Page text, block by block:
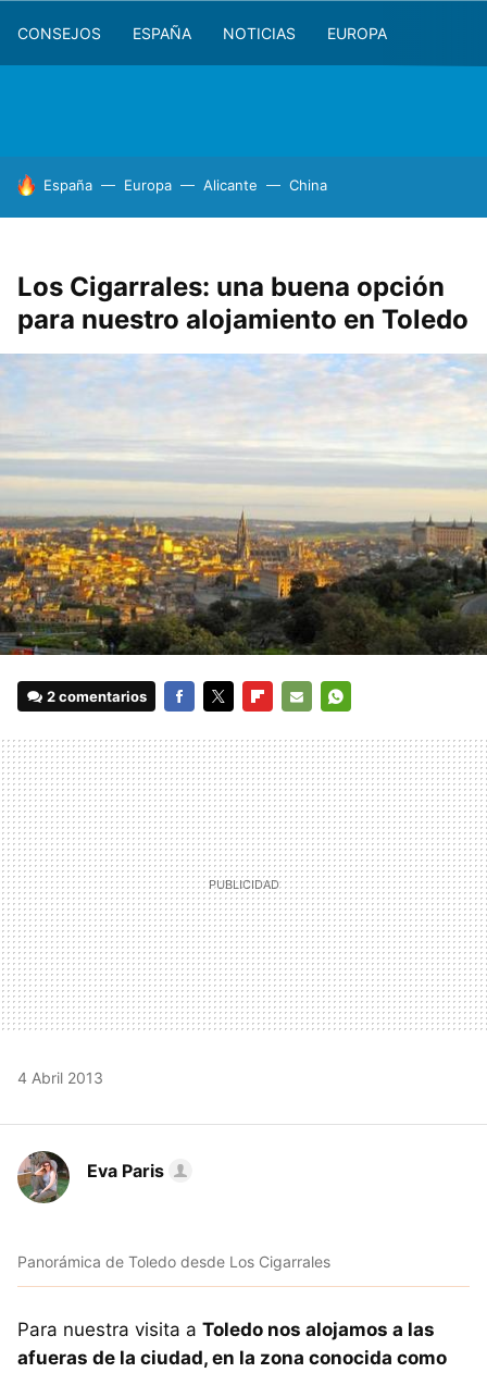
CONSEJOS ESPAÑA NOTICIAS EUROPA
HOY SE HABLA DE
España Europa Alicante China
Los Cigarrales: una buena opción
para nuestro alojamiento en Toledo
2 comentarios
MAIL
4 Abril 2013
Eva Paris
Panorámica de Toledo desde Los Cigarrales
Para nuestra visita a Toledo nos alojamos a las
afueras de la ciudad, en la zona conocida como